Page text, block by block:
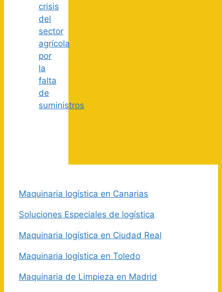
crisis
del
sector
agrícola
por
la
falta
de
suministros
Maquinaria logística en Canarias
Soluciones Especiales de logística
Maquinaria logística en Ciudad Real
Maquinaria logística en Toledo
Maquinaria de Limpieza en Madrid